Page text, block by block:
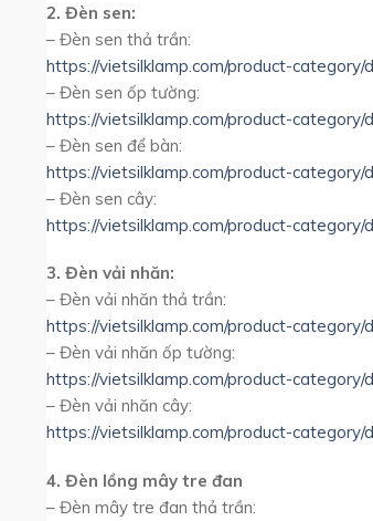
2. Đèn sen:
– Đèn sen thả trần:
https://vietsilklamp.com/product-
– Đèn sen ốp tường:
https://vietsilklamp.com/product-
– Đèn sen để bàn:
https://vietsilklamp.com/product-category/
– Đèn sen cây:
https://vietsilklamp.com/product-category/
3. Đèn vải nhăn:
– Đèn vải nhăn thả trần:
https://vietsilklamp.com/product-
– Đèn vải nhăn ốp tường:
https://vietsilklamp.com/product-
– Đèn vải nhăn cây:
https://vietsilklamp.com/product-category/
4. Đèn lồng mây tre đan
– Đèn mây tre đan thả trần: